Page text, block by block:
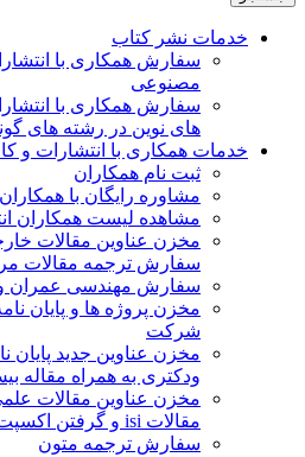
خدمات نشر کتاب
سفارش همکاری با
مصنوعی
سفارش همکاری با
های نوین در رشته های
خدمات همکاری با انتشارات و
ثبت نام همکاران
مشاوره رایگان با
مشاهده لیست همکاران
مخزن عناوین مقالات
سفارش ترجمه مقالات
سفارش مهندسی عمران
مخزن پروژه ها و پایان
شرکت
مخزن عناوین جدید پایان
ودکتری به همراه مقاله
مخزن عناوین مقالات
مقالات isi و گرفتن اکسپت
سفارش ترجمه متون